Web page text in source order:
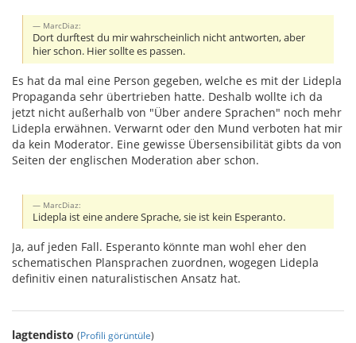
MarcDiaz:
Dort durftest du mir wahrscheinlich nicht antworten, aber
hier schon. Hier sollte es passen.
Es hat da mal eine Person gegeben, welche es mit der Lidepla
Propaganda sehr übertrieben hatte. Deshalb wollte ich da
jetzt nicht außerhalb von "Über andere Sprachen" noch mehr
Lidepla erwähnen. Verwarnt oder den Mund verboten hat mir
da kein Moderator. Eine gewisse Übersensibilität gibts da von
Seiten der englischen Moderation aber schon.
MarcDiaz:
Lidepla ist eine andere Sprache, sie ist kein Esperanto.
Ja, auf jeden Fall. Esperanto könnte man wohl eher den
schematischen Plansprachen zuordnen, wogegen Lidepla
definitiv einen naturalistischen Ansatz hat.
lagtendisto (Profili görüntüle)